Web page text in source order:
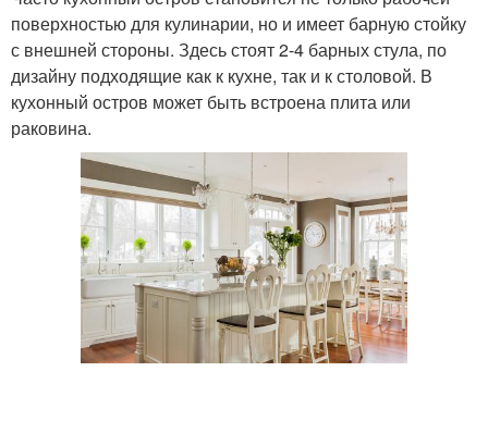
поверхностью для кулинарии, но и имеет барную стойку
с внешней стороны. Здесь стоят 2-4 барных стула, по
дизайну подходящие как к кухне, так и к столовой. В
кухонный остров может быть встроена плита или
раковина.